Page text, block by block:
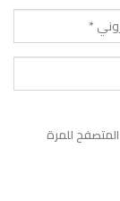
للمرة